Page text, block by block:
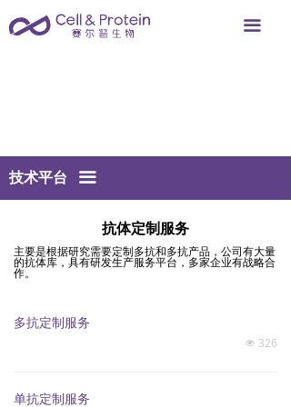
끀
主要是根据研究需要定制多抗和多抗产品，公司有大量
的抗体库，具有研发生产服务平台，多家企业有战略合
作。
技术平台 끀
抗体定制服务
多抗定制服务
넶 326
单抗定制服务